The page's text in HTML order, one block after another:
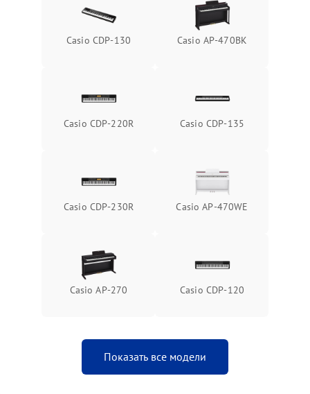
Casio CDP-130 Casio AP-470BK
Casio CDP-220R Casio CDP-135
Casio CDP-230R Casio AP-470WE
Casio AP-270 Casio CDP-120
Показать все модели